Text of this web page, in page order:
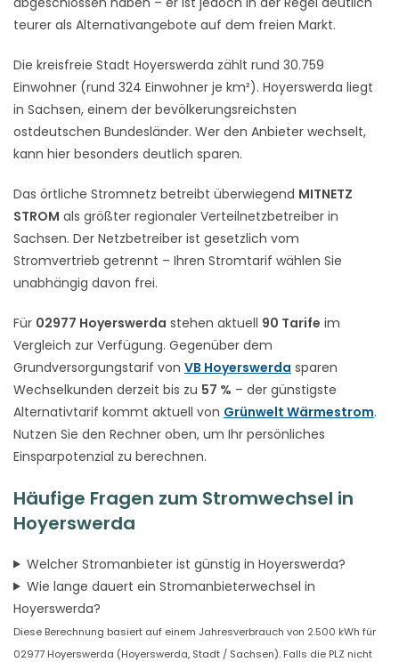
teurer als Alternativangebote auf dem freien Markt.
Die kreisfreie Stadt Hoyerswerda zählt rund 30.759
Einwohner (rund 324 Einwohner je km²). Hoyerswerda liegt
in Sachsen, einem der bevölkerungsreichsten
ostdeutschen Bundesländer. Wer den Anbieter wechselt,
kann hier besonders deutlich sparen.
Das örtliche Stromnetz betreibt überwiegend MITNETZ
STROM als größter regionaler Verteilnetzbetreiber in
Sachsen. Der Netzbetreiber ist gesetzlich vom
Stromvertrieb getrennt – Ihren Stromtarif wählen Sie
unabhängig davon frei.
Für 02977 Hoyerswerda stehen aktuell 90 Tarife im
Vergleich zur Verfügung. Gegenüber dem
Grundversorgungstarif von VB Hoyerswerda sparen
Wechselkunden derzeit bis zu 57 % – der günstigste
Alternativtarif kommt aktuell von Grünwelt Wärmestrom.
Nutzen Sie den Rechner oben, um Ihr persönliches
Einsparpotenzial zu berechnen.
Häufige Fragen zum Stromwechsel in
Hoyerswerda
Welcher Stromanbieter ist günstig in Hoyerswerda?
Wie lange dauert ein Stromanbieterwechsel in
Hoyerswerda?
Diese Berechnung basiert auf einem Jahresverbrauch von 2.500 kWh für
02977 Hoyerswerda (Hoyerswerda, Stadt / Sachsen). Falls die PLZ nicht